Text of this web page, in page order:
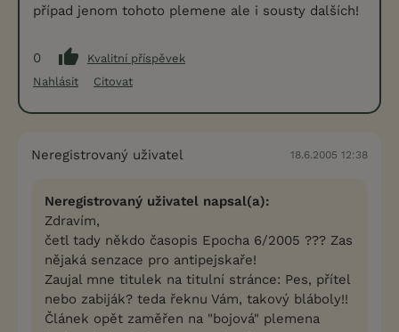
případ jenom tohoto plemene ale i sousty dalších!
0
Kvalitní příspěvek
Nahlásit
Citovat
Neregistrovaný uživatel 18.6.2005 12:38
Neregistrovaný uživatel napsal(a):
Zdravím,
četl tady někdo časopis Epocha 6/2005 ??? Zas
nějaká senzace pro antipejskaře!
Zaujal mne titulek na titulní stránce: Pes, přítel
nebo zabiják? teda řeknu Vám, takový bláboly!!
Článek opět zaměřen na "bojová" plemena